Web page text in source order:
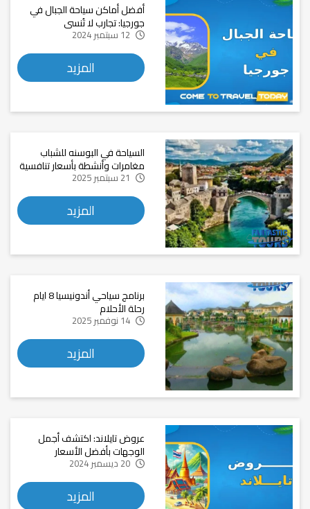
أفضل أماكن سياحة الجبال في
جورجيا: تجارب لا تُنسى
المزيد
السياحة في البوسنه للشباب
مغامرات وأنشطة بأسعار تنافسية
المزيد
برنامج سياحي أندونيسيا 8 ايام
رحلة الأحلام
المزيد
عروض تايلاند: اكتشف أجمل
الوجهات بأفضل الأسعار
المزيد